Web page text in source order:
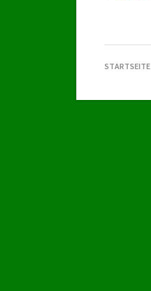
NAVIGATION
STARTSEITE